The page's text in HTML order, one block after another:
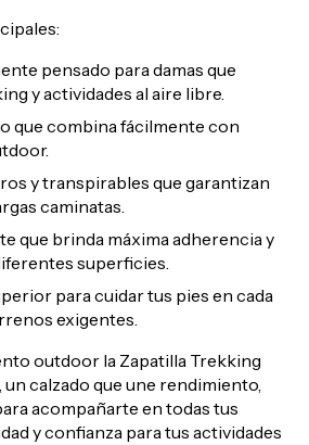
pensado para damas que
y actividades al aire libre.
que combina fácilmente con
y transpirables que garantizan
caminatas.
que brinda máxima adherencia y
superficies.
para cuidar tus pies en cada
exigentes.
outdoor la Zapatilla Trekking
calzado que une rendimiento,
acompañarte en todas tus
y confianza para tus actividades